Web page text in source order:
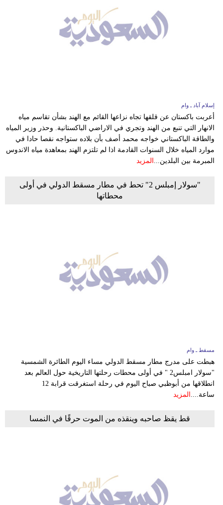
إسلام آباد ـ وام
أعربت باكستان عن قلقها تجاه نزاعها القائم مع الهند بشأن تقاسم مياه
الانهار التي تنبع من الهند وتجري في الاراضي الباكستانية. وحذر وزير المياه
والطاقة الباكستاني خواجه محمد أصف بأن بلاده ستواجه نقصا حادا في
موارد المياه خلال السنوات القادمة اذا لم تلتزم الهند بمعاهدة مياه الاندوس
المبرمة بين البلدين... المزيد
"سولار إمبلس 2" تحط في مطار مسقط الدولي في أولى
محطاتها
مسقط ـ وام
هبطت على مدرج مطار مسقط الدولي مساء اليوم الطائرة الشمسية
"سولار امبلس2 " في أولى محطات رحلتها التاريخية حول العالم بعد
انطلاقها من أبوظبي صباح اليوم في رحلة استغرقت قرابة 12
ساعة.... المزيد
قط يقظ صاحبه وينقذه من الموت حرقًا في النمسا